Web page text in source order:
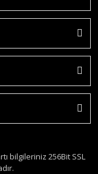
bilgileriniz 256Bit SSL